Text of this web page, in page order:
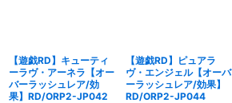
【遊戯RD】キューティ
ーラヴ・アーネラ【オー
バーラッシュレア/効
果】RD/ORP2-JP042
【遊戯RD】ピュアラ
ヴ・エンジェル【オーバ
ーラッシュレア/効果】
RD/ORP2-JP044